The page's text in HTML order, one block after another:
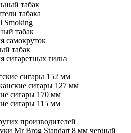
табак
табака
Smoking
табак
самокруток
табак
сигаретных гильз
сигары 152 мм
сигары 127 мм
сигары 170 мм
сигары 115 мм
производителей
Mr Brog Standart 8 мм черный